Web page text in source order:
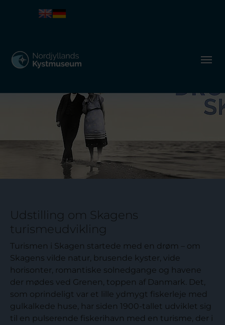
Udstilling om Skagens
turismeudvikling
Turismen i Skagen startede med en drøm – om
Skagens vilde natur, brusende kyster, vide
horisonter, romantiske solnedgange og havene
der mødes ved Grenen, toppen af Danmark. Det,
som oprindeligt var et lille ydmygt fiskerleje med
gulkalkede huse, har siden 1900-tallet udviklet sig
til en pulserende fiskerihavn med en turisme, der i